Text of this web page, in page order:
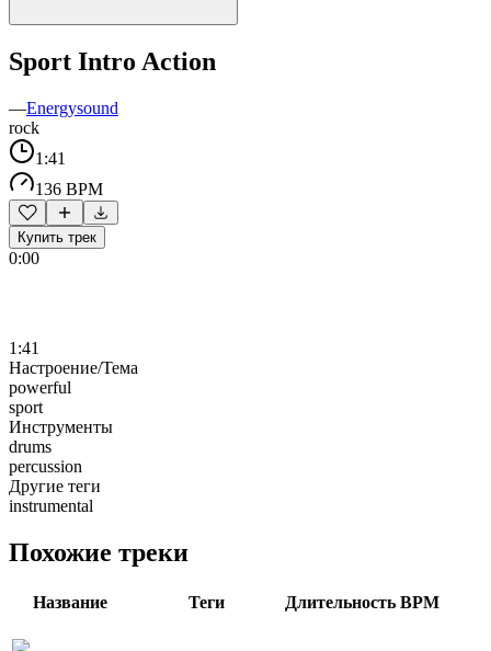
Sport Intro Action
—Energysound
rock
1:41
136 BPM
Купить трек
0:00
1:41
Настроение/Тема
powerful
sport
Инструменты
drums
percussion
Другие теги
instrumental
Похожие треки
Название Теги Длительность BPM